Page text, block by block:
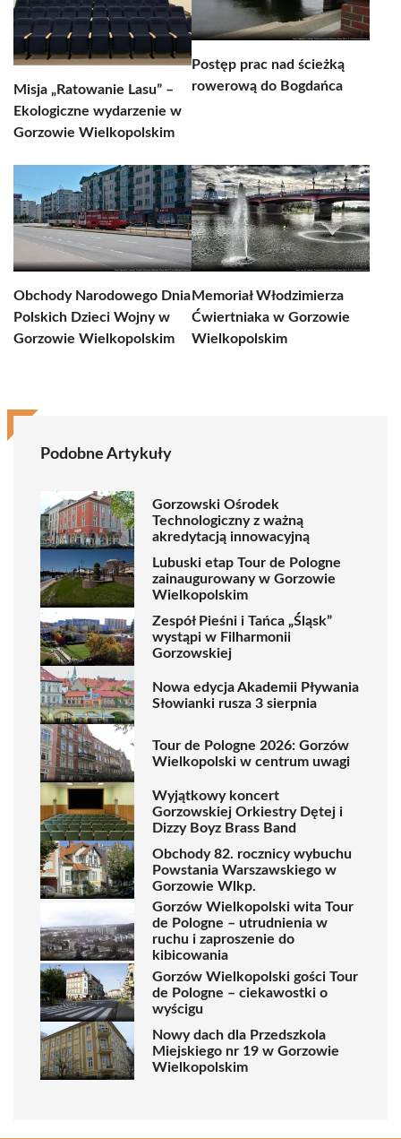
Misja „Ratowanie Lasu” –
Ekologiczne wydarzenie w
Gorzowie Wielkopolskim
Postęp prac nad ścieżką
rowerową do Bogdańca
Obchody Narodowego Dnia
Polskich Dzieci Wojny w
Gorzowie Wielkopolskim
Memoriał Włodzimierza
Ćwiertniaka w Gorzowie
Wielkopolskim
Podobne Artykuły
Gorzowski Ośrodek
Technologiczny z ważną
akredytacją innowacyjną
Lubuski etap Tour de Pologne
zainaugurowany w Gorzowie
Wielkopolskim
Zespół Pieśni i Tańca „Śląsk”
wystąpi w Filharmonii
Gorzowskiej
Nowa edycja Akademii Pływania
Słowianki rusza 3 sierpnia
Tour de Pologne 2026: Gorzów
Wielkopolski w centrum uwagi
Wyjątkowy koncert
Gorzowskiej Orkiestry Dętej i
Dizzy Boyz Brass Band
Obchody 82. rocznicy wybuchu
Powstania Warszawskiego w
Gorzowie Wlkp.
Gorzów Wielkopolski wita Tour
de Pologne – utrudnienia w
ruchu i zaproszenie do
kibicowania
Gorzów Wielkopolski gości Tour
de Pologne – ciekawostki o
wyścigu
Nowy dach dla Przedszkola
Miejskiego nr 19 w Gorzowie
Wielkopolskim